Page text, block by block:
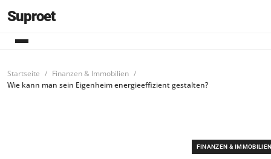
Suproet
Startseite
Finanzen & Immobilien
Wie kann man sein Eigenheim energieeffizient gestalten?
FINANZEN &